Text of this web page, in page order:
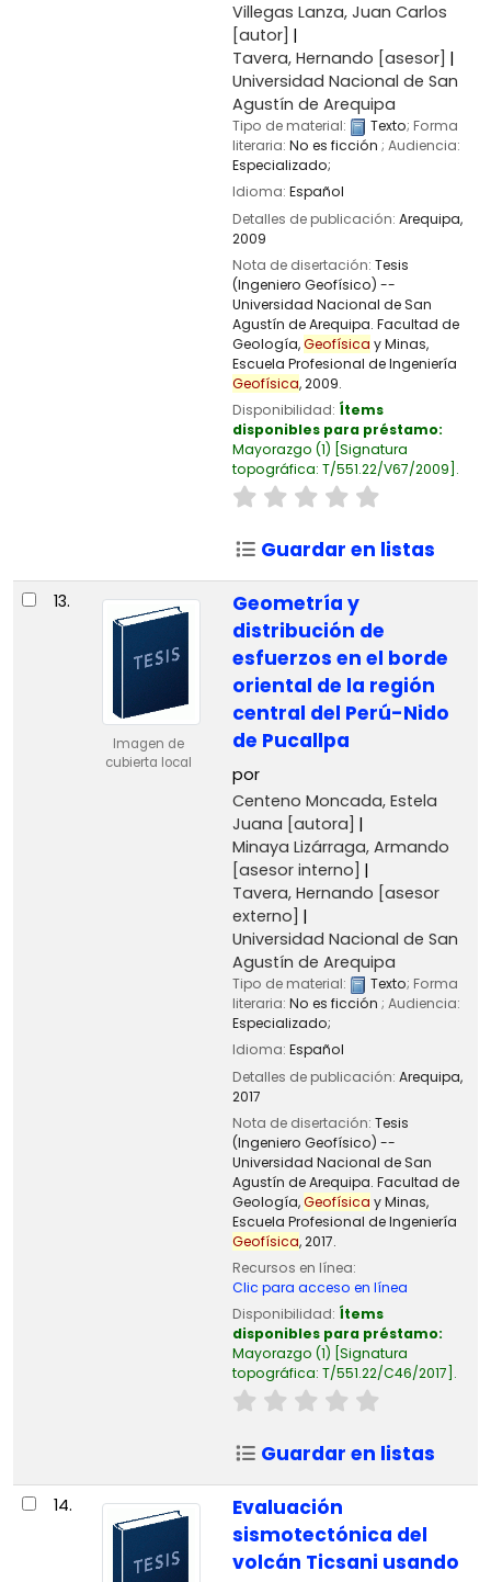
Villegas Lanza, Juan Carlos
[autor]
Tavera, Hernando [asesor]
Universidad Nacional de San
Agustín de Arequipa
Tipo de material: Texto; Forma
literaria: No es ficción ; Audiencia:
Especializado;
Idioma: Español
Detalles de publicación: Arequipa,
2009
Nota de disertación: Tesis
(Ingeniero Geofísico) --
Universidad Nacional de San
Agustín de Arequipa. Facultad de
Geología,Geofísica y Minas,
Escuela Profesional de Ingeniería
Geofísica, 2009.
Disponibilidad: Ítems
disponibles para préstamo:
Mayorazgo (1) Signatura
topográfica: T/551.22/V67/2009 .
Guardar en listas
13.
Imagen de
cubierta local
Geometría y
distribución de
esfuerzos en el borde
oriental de la región
central del Perú-Nido
de Pucallpa
por
Centeno Moncada, Estela
Juana [autora]
Minaya Lizárraga, Armando
[asesor interno]
Tavera, Hernando [asesor
externo]
Universidad Nacional de San
Agustín de Arequipa
Tipo de material: Texto; Forma
literaria: No es ficción ; Audiencia:
Especializado;
Idioma: Español
Detalles de publicación: Arequipa,
2017
Nota de disertación: Tesis
(Ingeniero Geofísico) --
Universidad Nacional de San
Agustín de Arequipa. Facultad de
Geología,Geofísica y Minas,
Escuela Profesional de Ingeniería
Geofísica, 2017.
Recursos en línea:
Clic para acceso en línea
Disponibilidad: Ítems
disponibles para préstamo:
Mayorazgo (1) Signatura
topográfica: T/551.22/C46/2017 .
Guardar en listas
14.
Evaluación
sismotectónica del
volcán Ticsani usando